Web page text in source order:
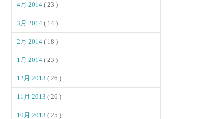
4月 2014( 23 )
3月 2014( 14 )
2月 2014( 18 )
1月 2014( 23 )
12月 2013( 26 )
11月 2013( 26 )
10月 2013( 25 )